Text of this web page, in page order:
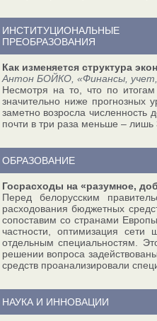
ИНСТИТУЦИОНАЛЬНЫЕ
ПРЕОБРАЗОВАНИЯ
Как изменяется структура
Антон БОЙКО, «Финансы,
Несмотря на то, что по
значительно ниже прогнозных
заметно возросла численность
почти в три раза меньше – лишь
ОБРАЗОВАНИЕ
Госрасходы на «разумное,
Перед белорусским
расходования бюджетных
сопоставим со странами
частности, оптимизация сети
отдельным специальностям.
решении вопроса
средств проанализировали
НАУКА И ИННОВАЦИИ